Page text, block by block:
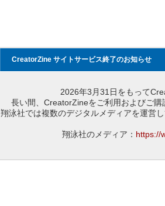
CreatorZine サイトサービス終了のお知らせ
2026年3月31日をもって
長い間、CreatorZineをご利用およびご購
翔泳社では複数のデジタルメディアを運営
翔泳社のメディア： https://